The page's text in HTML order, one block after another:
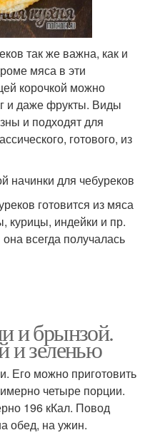
так же важна, как и
мяса в эти
корочкой можно
и даже фрукты. Виды
и подходят для
готового, из
начинки для чебуреков
готовится из мяса
курицы, индейки и пр.
всегда получалась
и брынзой.
и зеленью
Его можно приготовить
четыре порции.
196 кКал. Повод
обед, на ужин.